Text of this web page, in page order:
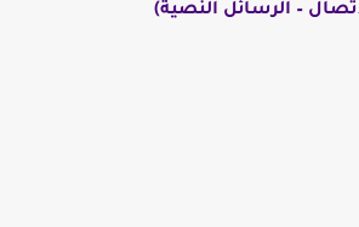
– الرسائل النصية)